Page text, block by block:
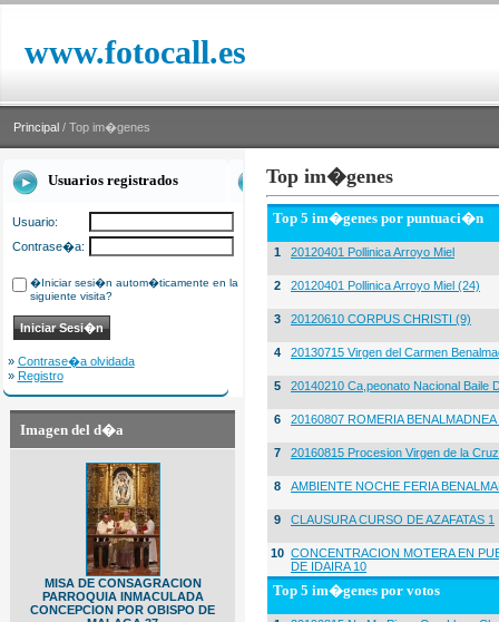
www.fotocall.es
Principal / Top im�genes
Usuarios registrados
Usuario:
Contrase�a:
�Iniciar sesi�n autom�ticamente en la
siguiente visita?
» Contrase�a olvidada
» Registro
Imagen del d�a
MISA DE CONSAGRACION
PARROQUIA INMACULADA
CONCEPCION POR OBISPO DE
Top im�genes
Top 5 im�genes por puntuaci�n
1 20120401 Pollinica Arroyo Miel
2 20120401 Pollinica Arroyo Miel (24)
3 20120610 CORPUS CHRISTI (9)
4 20130715 Virgen del Carmen
5 20140210 Ca,peonato Nacional Baile
6 20160807 ROMERIA
7 20160815 Procesion Virgen de la
8 AMBIENTE NOCHE FERIA
9 CLAUSURA CURSO DE AZAFATAS 1
10 CONCENTRACION MOTERA EN
DE IDAIRA 10
Top 5 im�genes por votos